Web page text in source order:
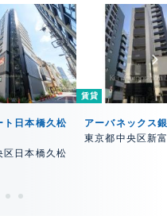
ト日本橋久松
区日本橋久松
賃貸
アーバネックス
東京都中央区新